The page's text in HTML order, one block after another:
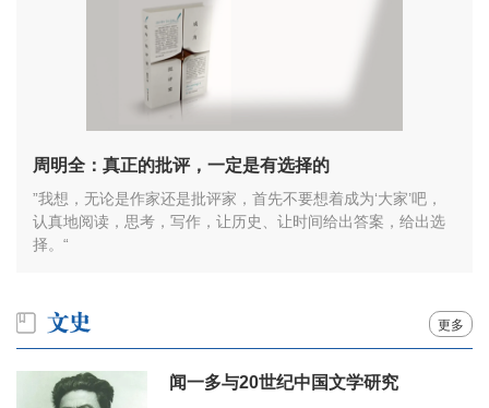
周明全：真正的批评，一定是有选择的
”我想，无论是作家还是批评家，首先不要想着成为‘大家’吧，
认真地阅读，思考，写作，让历史、让时间给出答案，给出选
择。“
更多
闻一多与20世纪中国文学研究